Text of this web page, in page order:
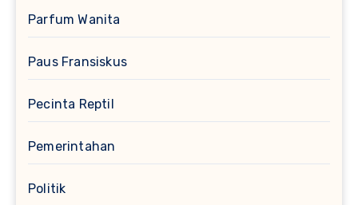
Parfum Wanita
Paus Fransiskus
Pecinta Reptil
Pemerintahan
Politik